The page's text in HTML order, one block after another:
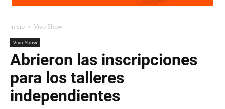
Inicio Vivo Show
Vivo Show
Abrieron las inscripciones
para los talleres
independientes